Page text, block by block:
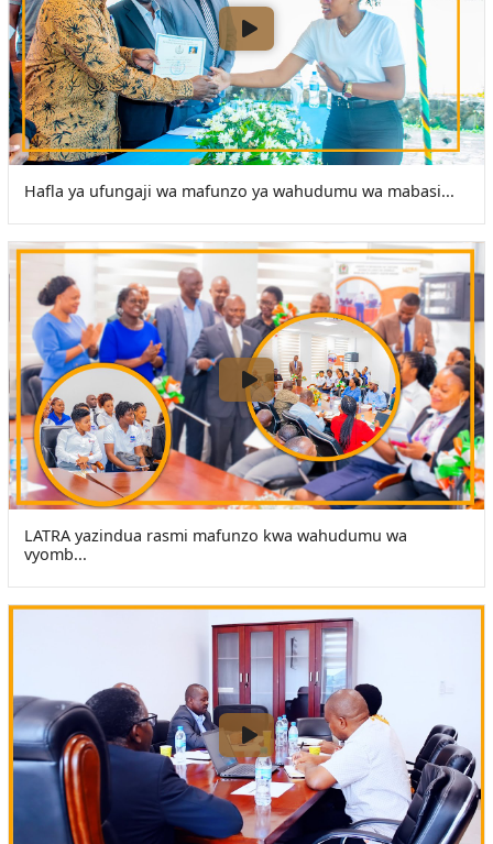
Hafla ya ufungaji wa mafunzo ya wahudumu wa mabasi...
LATRA yazindua rasmi mafunzo kwa wahudumu wa
vyomb...